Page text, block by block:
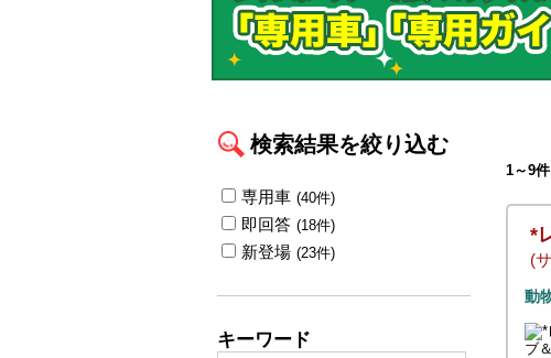
検索結果を絞り込む
専用車 (40件)
即回答 (18件)
新登場 (23件)
キーワード
1～9
*
(
動